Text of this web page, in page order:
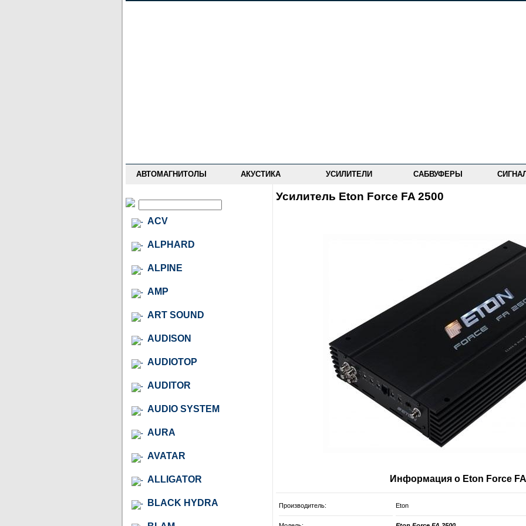
АВТОМАГНИТОЛЫ АКУСТИКА УСИЛИТЕЛИ САБВУФЕРЫ
ACV
ALPHARD
ALPINE
AMP
ART SOUND
AUDISON
AUDIOTOP
AUDITOR
AUDIO SYSTEM
AURA
AVATAR
ALLIGATOR
BLACK HYDRA
Усилитель Eton Force FA 2500
Информация о Eton Force
Производитель: Eton